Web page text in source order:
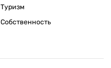
Туризм
Собственность